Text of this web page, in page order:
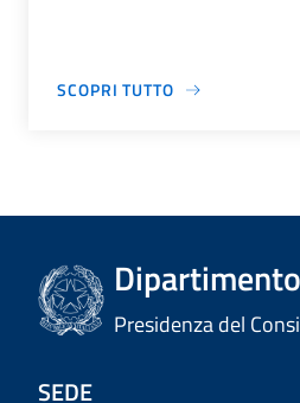
SCOPRI TUTTO
Presidenza del
SEDE